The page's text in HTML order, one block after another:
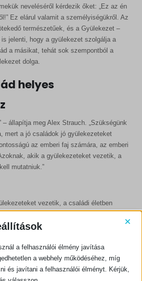
neveléséről kérdezik őket: „Ez az én
Ez elárul valamit a személyiségükről. Az
természetűek, és a Gyülekezet –
jelenti, hogy a gyülekezet szolgálja a
a másikat, tehát sok szempontból a
dolga.
helyes
– állapítja meg Alex Strauch. „Szükségünk
mert a jó családok jó gyülekezeteket
az emberi faj számára, az emberi
akik a gyülekezeteket vezetik, a
mutatniuk.”
vezetik, a családi életben
néhány olyan szokást, amelyek
amikor a gyermekeik még
×
a felhasználói élmény javítása
a webhely működéséhez, míg
és javítani a felhasználói élményt. Kérjük,